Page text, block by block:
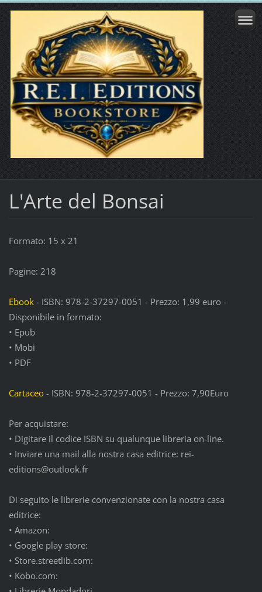
L'Arte del Bonsai
Formato: 15 x 21
Pagine: 218
Ebook- ISBN: 978-2-37297-0051 - Prezzo: 1,99 euro -
Disponibile in formato:
• Epub
• Mobi
• PDF
Cartaceo- ISBN: 978-2-37297-0051 - Prezzo: 7,90Euro
Per acquistare:
• Digitare il codice ISBN su qualunque libreria on-line.
• Inviare una mail alla nostra casa editrice: rei-
editions@outlook.fr
Di seguito le librerie convenzionate con la nostra casa
editrice:
• Amazon:
• Google play store:
• Store.streetlib.com:
• Kobo.com: